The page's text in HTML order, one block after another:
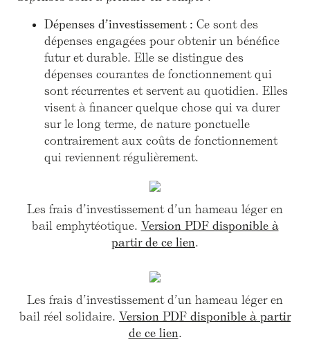
Dépenses d’investissement : Ce sont des
dépenses engagées pour obtenir un bénéfice
futur et durable. Elle se distingue des
dépenses courantes de fonctionnement qui
sont récurrentes et servent au quotidien. Elles
visent à financer quelque chose qui va durer
sur le long terme, de nature ponctuelle
contrairement aux coûts de fonctionnement
qui reviennent régulièrement.
Les frais d’investissement d’un hameau léger en
bail emphytéotique. Version PDF disponible à
partir de ce lien.
Les frais d’investissement d’un hameau léger en
bail réel solidaire. Version PDF disponible à partir
de ce lien.